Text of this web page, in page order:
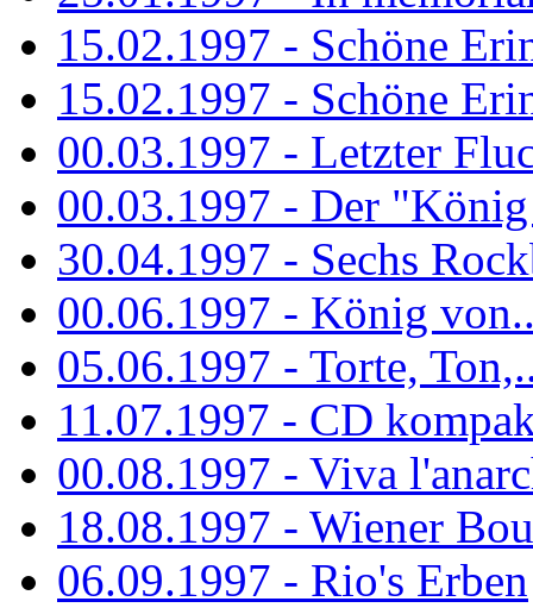
15.02.1997 - Schöne
15.02.1997 - Schöne
00.03.1997 - Letzter
00.03.1997 - Der
30.04.1997 - Sechs
00.06.1997 - König
05.06.1997 - Torte,
11.07.1997 - CD
00.08.1997 - Viva
18.08.1997 - Wiener
06.09.1997 - Rio's Erben